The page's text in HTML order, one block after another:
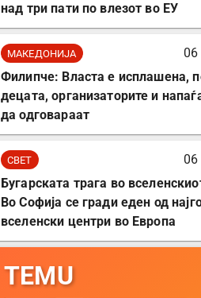
над три пати по влезот во ЕУ
МАКЕДОНИЈА
06
Филипче: Власта е исплашена,
децата, организаторите и
да одговараат
СВЕТ
06
Бугарската трага во
Во Софија се гради еден од
вселенски центри во Европа
TEMU